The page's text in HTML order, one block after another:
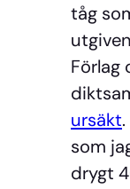
tåg
Förlag
ursäkt
som
drygt